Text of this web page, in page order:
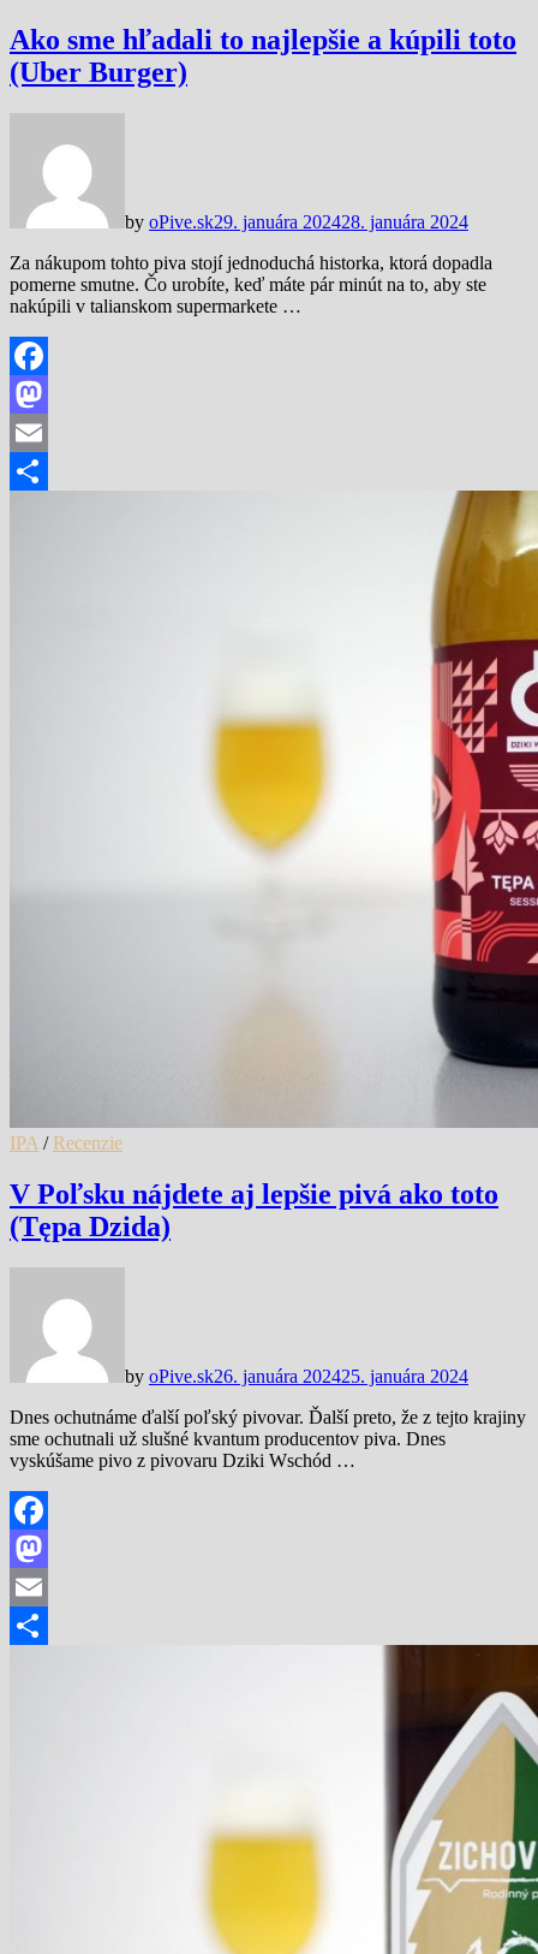
Ako sme hľadali to najlepšie a kúpili toto
(Uber Burger)
by oPive.sk29. januára 202428. januára 2024
Za nákupom tohto piva stojí jednoduchá historka, ktorá dopadla
pomerne smutne. Čo urobíte, keď máte pár minút na to, aby ste
nakúpili v talianskom supermarkete …
Facebook
Mastodon
Email
IPA / Recenzie
V Poľsku nájdete aj lepšie pivá ako toto
(Tępa Dzida)
by oPive.sk26. januára 202425. januára 2024
Dnes ochutnáme ďalší poľský pivovar. Ďalší preto, že z tejto krajiny
sme ochutnali už slušné kvantum producentov piva. Dnes
vyskúšame pivo z pivovaru Dziki Wschód …
Facebook
Mastodon
Email